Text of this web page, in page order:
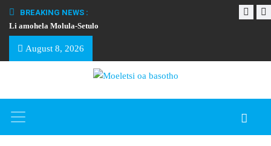
BREAKING NEWS :
Li amohela Molula-Setulo
August 8, 2026